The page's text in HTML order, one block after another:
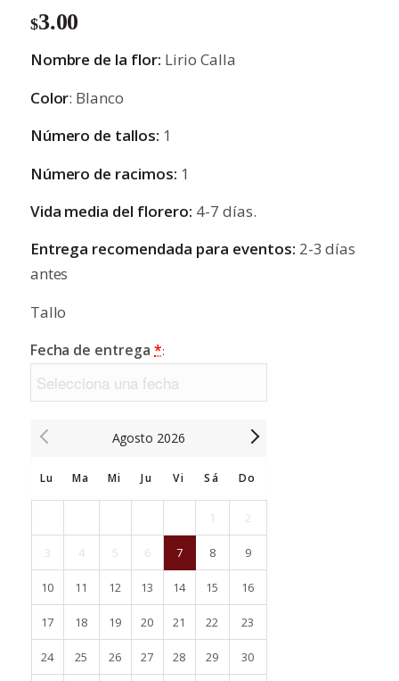
$3.00
Nombre de la flor: Lirio Calla
Color: Blanco
Número de tallos: 1
Número de racimos: 1
Vida media del florero: 4-7 días.
Entrega recomendada para eventos: 2-3 días
antes
Tallo
Fecha de entrega*:
Agosto 2026
Lu Ma Mi Ju Vi Sá Do
1 2
3 4 5 6 7 8 9
10 11 12 13 14 15 16
17 18 19 20 21 22 23
24 25 26 27 28 29 30